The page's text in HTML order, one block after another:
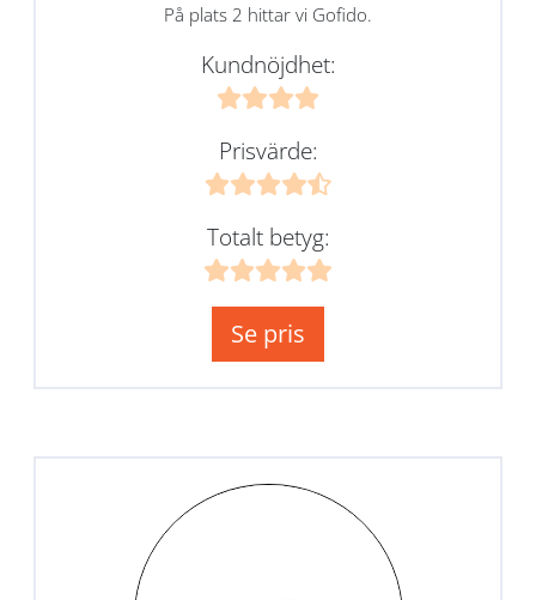
På plats 2 hittar vi Gofido.
Kundnöjdhet:
Prisvärde:
Totalt betyg:
Se pris